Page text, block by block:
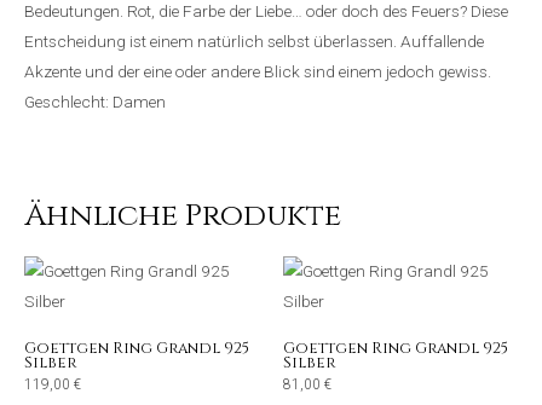
Bedeutungen. Rot, die Farbe der Liebe… oder doch des Feuers? Diese
Entscheidung ist einem natürlich selbst überlassen. Auffallende
Akzente und der eine oder andere Blick sind einem jedoch gewiss.
Geschlecht: Damen
Ähnliche Produkte
Goettgen Ring Grandl 925
Silber
119,00 €
Goettgen Ring Grandl 925
Silber
81,00 €